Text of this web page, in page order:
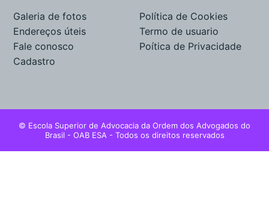
Galeria de fotos
Endereços úteis
Fale conosco
Cadastro
Política de Cookies
Termo de usuario
Poítica de Privacidade
© Escola Superior de Advocacia da Ordem dos Advogados do
Brasil - OAB ESA - Todos os direitos reservados